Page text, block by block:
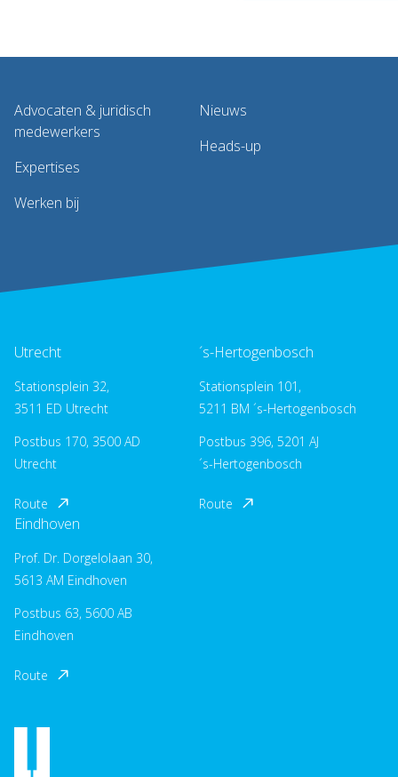
Advocaten & juridisch
medewerkers
Expertises
Werken bij
Nieuws
Heads-up
Utrecht
Stationsplein 32,
3511 ED Utrecht
Postbus 170, 3500 AD
Utrecht
Route
´s-Hertogenbosch
Stationsplein 101,
5211 BM ´s-Hertogenbosch
Postbus 396, 5201 AJ
´s-Hertogenbosch
Route
Eindhoven
Prof. Dr. Dorgelolaan 30,
5613 AM Eindhoven
Postbus 63, 5600 AB
Eindhoven
Route